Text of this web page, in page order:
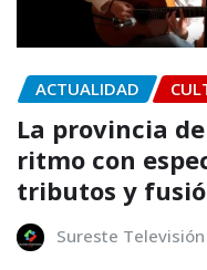
ACTUALIDAD
La provincia
ritmo con
tributos y
Sureste Televisión